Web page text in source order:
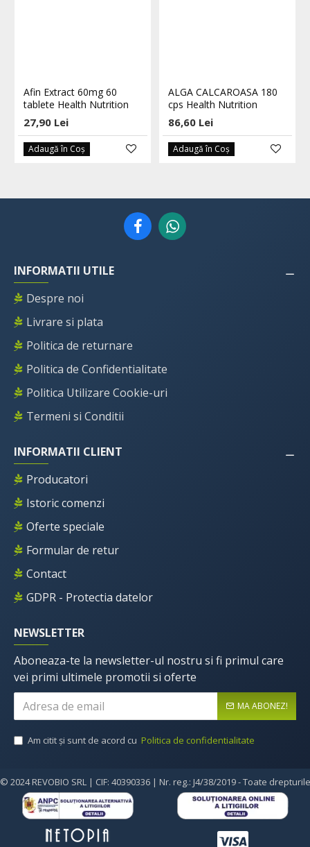
Afin Extract 60mg 60
tablete Health Nutrition
27,90 Lei
Adaugă în Coş
ALGA CALCAROASA 180
cps Health Nutrition
86,60 Lei
Adaugă în Coş
INFORMATII UTILE
Despre noi
Livrare si plata
Politica de returnare
Politica de Confidentialitate
Politica Utilizare Cookie-uri
Termeni si Conditii
INFORMATII CLIENT
Producatori
Istoric comenzi
Oferte speciale
Formular de retur
Contact
GDPR - Protectia datelor
NEWSLETTER
Aboneaza-te la newsletter-ul nostru si fi primul care
vei primi ultimele promotii si oferte
MA ABONEZ!
Am citit şi sunt de acord cu Politica de confidentialitate
© 2024 REVOBIO SRL | CIF: 40390336 | Nr. reg.: J4/38/2019 - Toate